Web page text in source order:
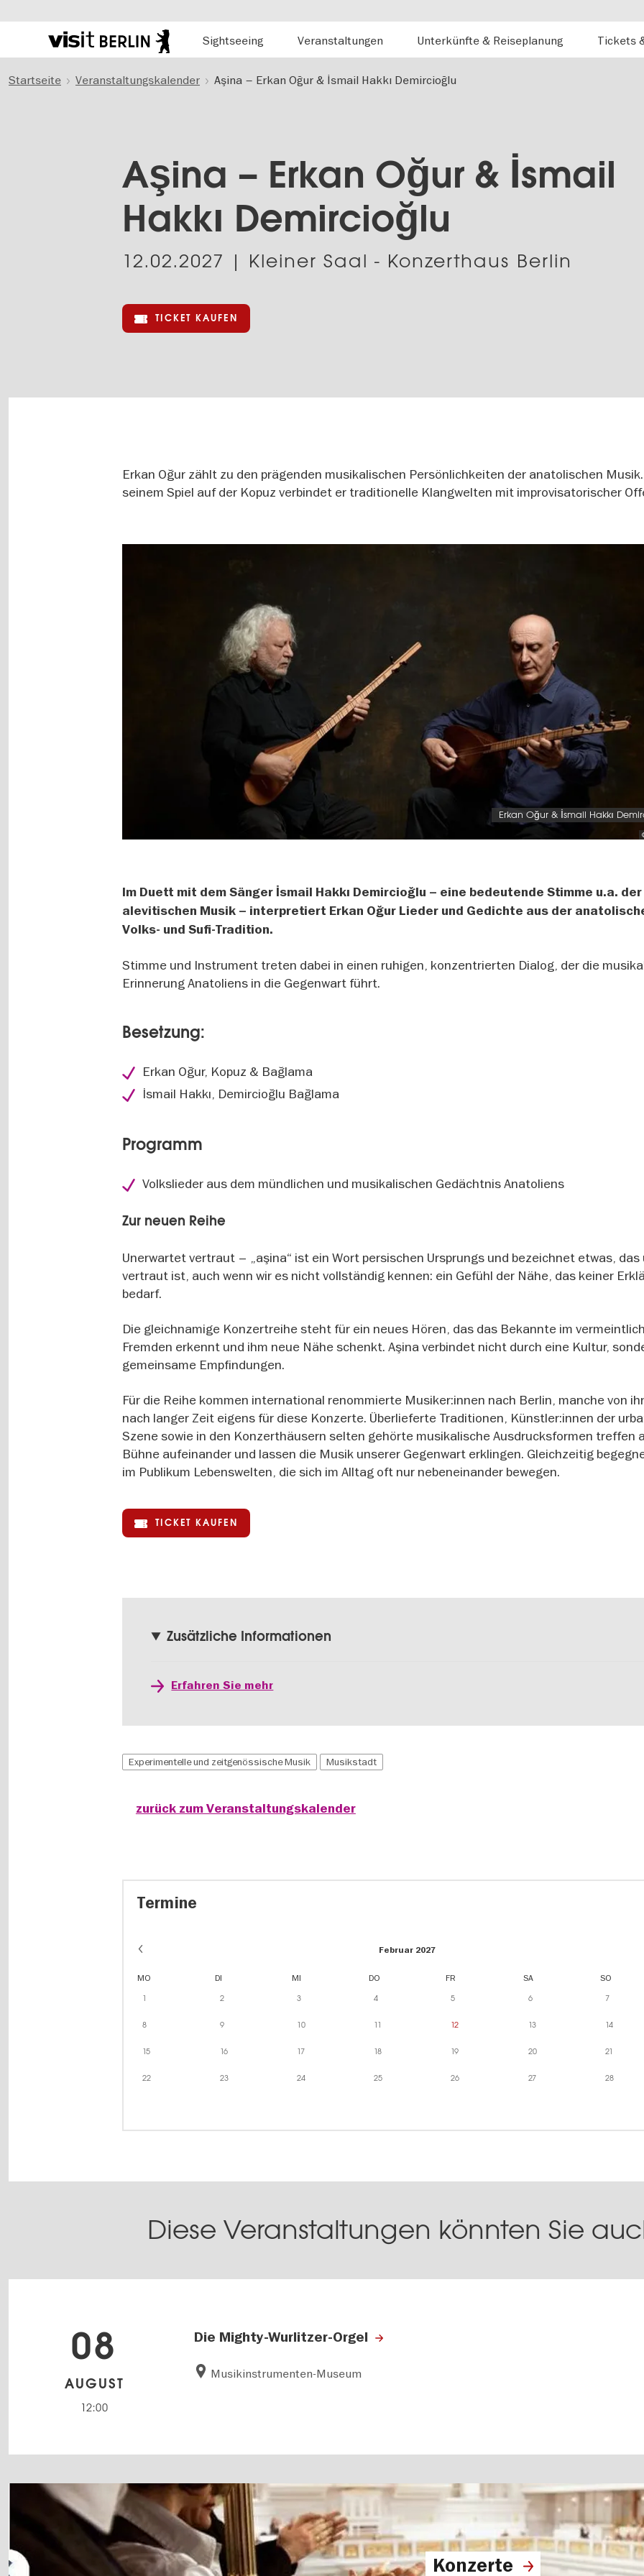
zum
Berlins
Tourismusportal
Sightseeing
Veranstaltungen Unterkünfte & Reiseplanung Tickets
Startseite Veranstaltungskalender Aşina – Erkan Oğur & İsmail Hakkı Demircioğlu
Aşina – Erkan Oğur & İsmail
Hakkı Demircioğlu
12.02.2027 | Kleiner Saal - Konzerthaus Berlin
TICKET KAUFEN
Erkan Oğur zählt zu den prägenden musikalischen Persönlichkeiten der anatolischen
seinem Spiel auf der Kopuz verbindet er traditionelle Klangwelten mit improvisatorischer
Erkan Oğur & İsmail Hakkı
Im Duett mit dem Sänger İsmail Hakkı Demircioğlu – eine bedeutende Stimme u.a. der
alevitischen Musik – interpretiert Erkan Oğur Lieder und Gedichte aus der
Volks- und Sufi-Tradition.
Stimme und Instrument treten dabei in einen ruhigen, konzentrierten Dialog, der die
Erinnerung Anatoliens in die Gegenwart führt.
Besetzung:
Erkan Oğur, Kopuz & Bağlama
İsmail Hakkı, Demircioğlu Bağlama
Programm
Volkslieder aus dem mündlichen und musikalischen Gedächtnis Anatoliens
Zur neuen Reihe
Unerwartet vertraut – „aşina“ ist ein Wort persischen Ursprungs und bezeichnet etwas, das
vertraut ist, auch wenn wir es nicht vollständig kennen: ein Gefühl der Nähe, das keiner
bedarf.
Die gleichnamige Konzertreihe steht für ein neues Hören, das das Bekannte im vermeintlich
Fremden erkennt und ihm neue Nähe schenkt. Aşina verbindet nicht durch eine Kultur,
gemeinsame Empfindungen.
Für die Reihe kommen international renommierte Musiker:innen nach Berlin, manche von
nach langer Zeit eigens für diese Konzerte. Überlieferte Traditionen, Künstler:innen der
Szene sowie in den Konzerthäusern selten gehörte musikalische Ausdrucksformen treffen
Bühne aufeinander und lassen die Musik unserer Gegenwart erklingen. Gleichzeitig
im Publikum Lebenswelten, die sich im Alltag oft nur nebeneinander bewegen.
TICKET KAUFEN
Zusätzliche Informationen
Erfahren Sie mehr
Experimentelle und zeitgenössische Musik Musikstadt
zurück zum Veranstaltungskalender
Termine
Februar 2027
MO DI MI DO FR SA SO
1 2 3 4 5 6 7
8 9 10 11 12 13 14
15 16 17 18 19 20 21
22 23 24 25 26 27 28
Diese Veranstaltungen könnten Sie
Die Mighty-Wurlitzer-Orgel
Musikinstrumenten-Museum
08
AUGUST
12:00
Konzerte